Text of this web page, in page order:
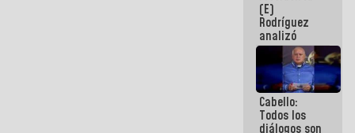
presencial
para el
diálogo
(E)
Rodríguez
analizó
junto a
gobernadores
planes de
recuperación
del Sistema
Eléctrico
Cabello:
Todos los
diálogos son